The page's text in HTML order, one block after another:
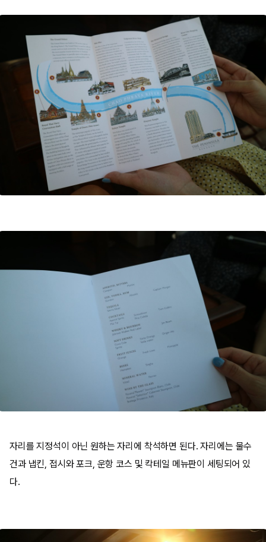
자리를 지정석이 아닌 원하는 자리에 착석하면 된다. 자리에는 물수
건과 냅킨, 접시와 포크, 운항 코스 및 칵테일 메뉴판이 세팅되어 있
다.